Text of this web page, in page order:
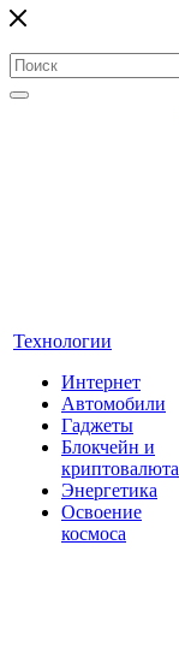
Технологии
Интернет
Автомобили
Гаджеты
Блокчейн и
криптовалюта
Энергетика
Освоение
космоса